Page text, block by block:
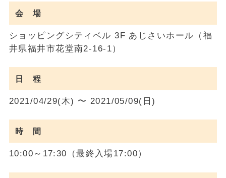
会 場
ショッピングシティベル 3F あじさいホール（福
井県福井市花堂南2-16-1）
日 程
2021/04/29(木) 〜 2021/05/09(日)
時 間
10:00～17:30（最終入場17:00）